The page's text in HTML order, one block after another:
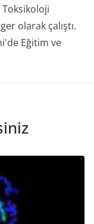
olarak çalıştı.
Eğitim ve